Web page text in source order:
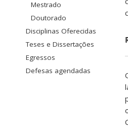
Mestrado
Doutorado
Disciplinas Oferecidas
Teses e Dissertações
Egressos
Defesas agendadas